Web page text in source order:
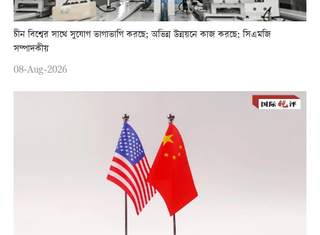
চীন বিশ্বের সাথে সুযোগ ভাগাভাগি করছে; অভিন্ন উন্নয়নে কাজ করছে: সিএমজি
সম্পাদকীয়
08-Aug-2026